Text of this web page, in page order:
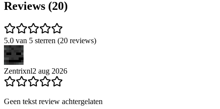
Reviews (20)
5.0 van 5 sterren (20 reviews)
Zentrixnl2 aug 2026
Geen tekst review achtergelaten